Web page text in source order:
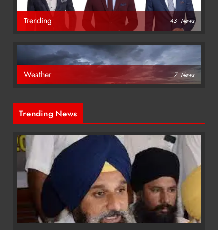
Trending 43 News
Weather 7 News
Trending News